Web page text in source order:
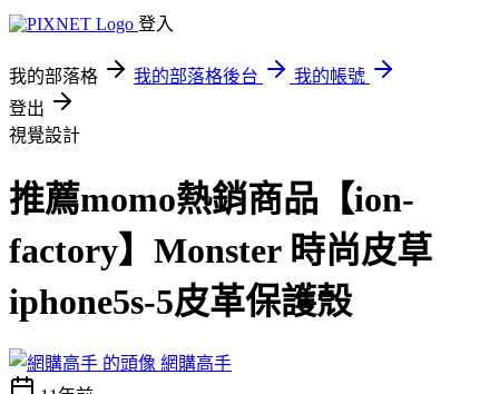
登入
我的部落格 我的部落格後台
我的帳號
登出
視覺設計
推薦momo熱銷商品【ion-
factory】Monster 時尚皮草
iphone5s-5皮革保護殼
網購高手